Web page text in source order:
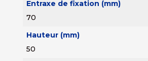
Entraxe de fixation (mm)
70
Hauteur (mm)
50